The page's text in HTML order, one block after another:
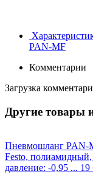
PAN-MF
Комментарии
Загрузка
Другие товары
Пневмошланг PAN-
Festo,
давление: -0,95 ...